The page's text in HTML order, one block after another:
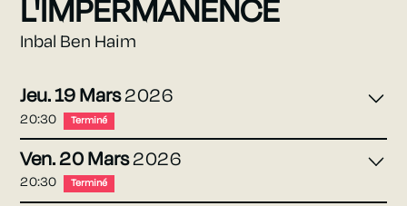
L'IMPERMANENCE
Inbal Ben Haim
Jeu.19 Mars2026
20:30 Terminé
Ven.20 Mars2026
20:30 Terminé